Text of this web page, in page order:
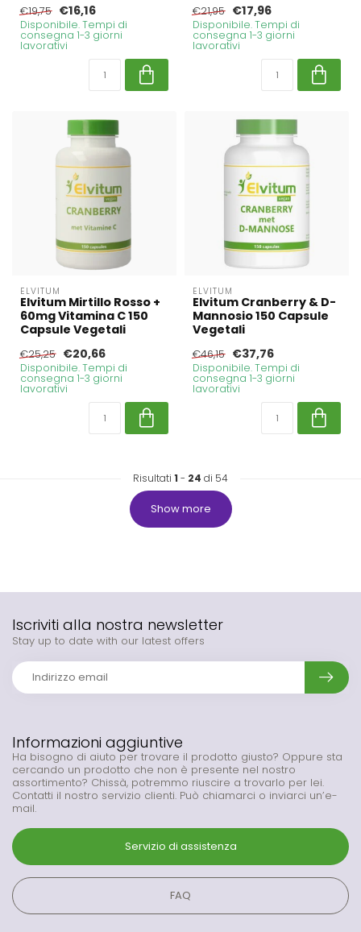
€19,75 €16,16
Disponibile. Tempi di
consegna 1-3 giorni
lavorativi
€21,95 €17,96
Disponibile. Tempi di
consegna 1-3 giorni
lavorativi
ELVITUM
Elvitum Mirtillo Rosso +
60mg Vitamina C 150
Capsule Vegetali
€25,25 €20,66
Disponibile. Tempi di
consegna 1-3 giorni
lavorativi
ELVITUM
Elvitum Cranberry & D-
Mannosio 150 Capsule
Vegetali
€46,15 €37,76
Disponibile. Tempi di
consegna 1-3 giorni
lavorativi
Risultati 1 - 24 di 54
Show more
Informazioni aggiuntive
Ha bisogno di aiuto per trovare il prodotto giusto? Oppure sta
cercando un prodotto che non è presente nel nostro
assortimento? Chissà, potremmo riuscire a trovarlo per lei.
Contatti il nostro servizio clienti. Può chiamarci o inviarci un’e-
mail.
Servizio di assistenza
FAQ
Iscriviti alla nostra newsletter
Stay up to date with our latest offers